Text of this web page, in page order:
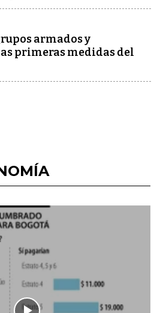
armados y
primeras medidas del